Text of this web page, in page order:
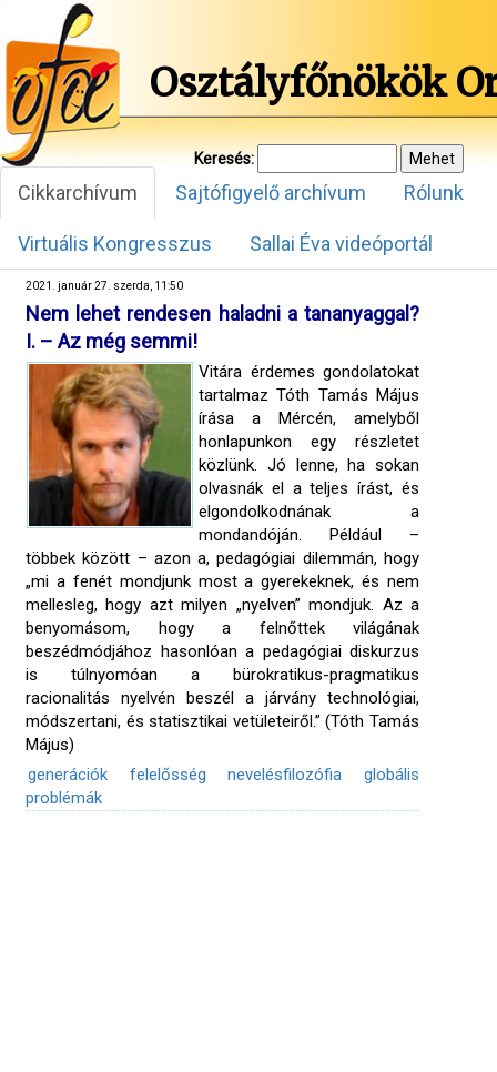
Osztályfőnökök
Keresés:
Cikkarchívum Sajtófigyelő archívum Rólunk
Virtuális Kongresszus Sallai Éva videóportál
2021. január 27. szerda, 11:50
Nem lehet rendesen haladni a tananyaggal?
I. – Az még semmi!
Vitára érdemes gondolatokat
tartalmaz Tóth Tamás Május
írása a Mércén, amelyből
honlapunkon egy részletet
közlünk. Jó lenne, ha sokan
olvasnák el a teljes írást, és
elgondolkodnának a
mondandóján. Például –
többek között – azon a, pedagógiai dilemmán, hogy
„mi a fenét mondjunk most a gyerekeknek, és nem
mellesleg, hogy azt milyen „nyelven” mondjuk. Az a
benyomásom, hogy a felnőttek világának
beszédmódjához hasonlóan a pedagógiai diskurzus
is túlnyomóan a bürokratikus-pragmatikus
racionalitás nyelvén beszél a járvány technológiai,
módszertani, és statisztikai vetületeiről.” (Tóth Tamás
Május)
generációk
felelősség nevelésfilozófia
globális
problémák